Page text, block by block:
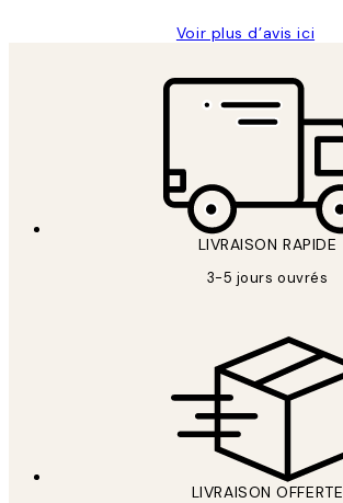
Voir plus d’avis ici
LIVRAISON RAPIDE
3-5 jours ouvrés
LIVRAISON OFFERTE